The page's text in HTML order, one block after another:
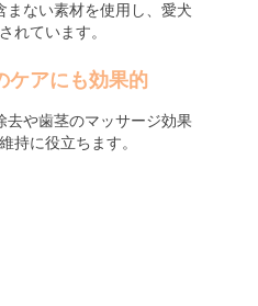
まない素材を使用し、愛犬
れています。
ケアにも効果的
去や歯茎のマッサージ効果
持に役立ちます。